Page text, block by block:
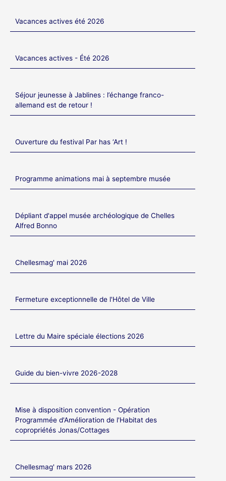
Vacances actives été 2026
Vacances actives - Été 2026
Séjour jeunesse à Jablines : l’échange franco-
allemand est de retour !
Ouverture du festival Par has ‘Art !
Programme animations mai à septembre musée
Dépliant d'appel musée archéologique de Chelles
Alfred Bonno
Chellesmag' mai 2026
Fermeture exceptionnelle de l'Hôtel de Ville
Lettre du Maire spéciale élections 2026
Guide du bien-vivre 2026-2028
Mise à disposition convention - Opération
Programmée d'Amélioration de l'Habitat des
copropriétés Jonas/Cottages
Chellesmag' mars 2026